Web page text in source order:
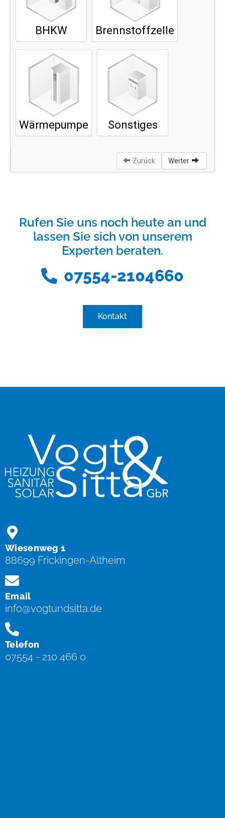
Rufen Sie uns noch heute an und
lassen Sie sich von unserem
Experten beraten.
07554-2104660
Kontakt
Wiesenweg 1
88699 Frickingen-Altheim
Email
info@vogtundsitta.de
Telefon
07554 - 210 466 0